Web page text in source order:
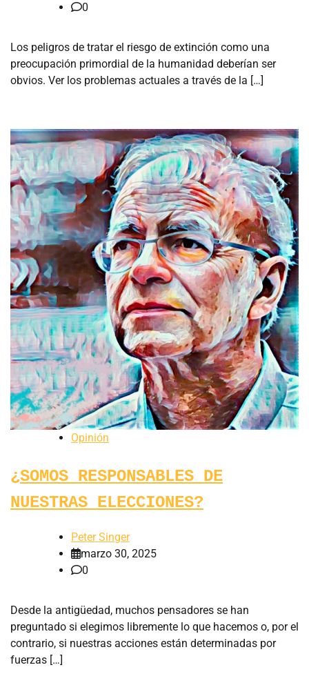
0
Los peligros de tratar el riesgo de extinción como una
preocupación primordial de la humanidad deberían ser
obvios. Ver los problemas actuales a través de la […]
Opinión
¿SOMOS RESPONSABLES DE
NUESTRAS ELECCIONES?
Peter Singer
marzo 30, 2025
0
Desde la antigüedad, muchos pensadores se han
preguntado si elegimos libremente lo que hacemos o, por el
contrario, si nuestras acciones están determinadas por
fuerzas […]